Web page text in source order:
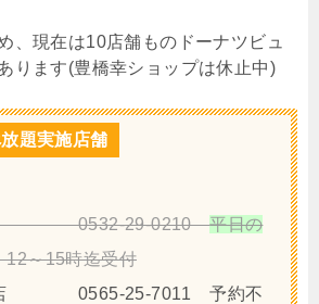
、現在は10店舗ものドーナツビュ
ります(豊橋幸ショップは休止中)
題実施店舗
0532-29-0210平日の
～15時迄受付
店 0565-25-7011 予約不